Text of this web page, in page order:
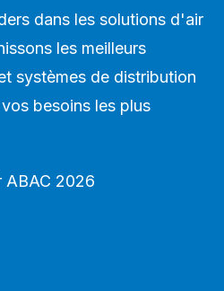
dans les solutions d'air
les meilleurs
systèmes de distribution
besoins les plus
ABAC 2026